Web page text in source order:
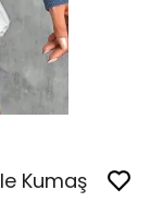
Kumaş